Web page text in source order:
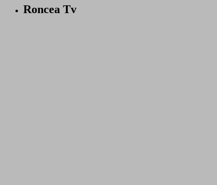
Roncea Tv